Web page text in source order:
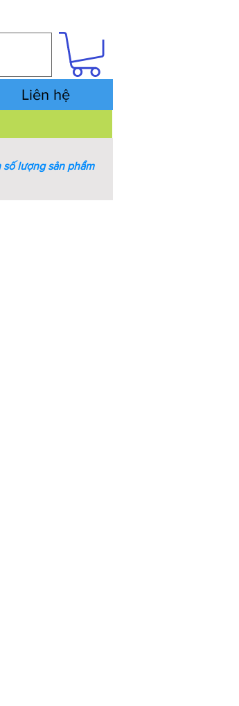
Liên hệ
lượng sản phẩm